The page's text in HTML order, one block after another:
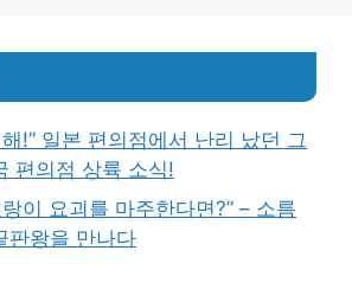
!” 일본 편의점에서 난리 났던 그
편의점 상륙 소식!
이 요괴를 마주한다면?” – 소름
판왕을 만나다